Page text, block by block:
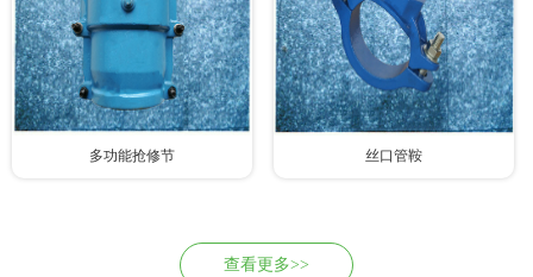
多功能抢修节 丝口管鞍
查看更多>>